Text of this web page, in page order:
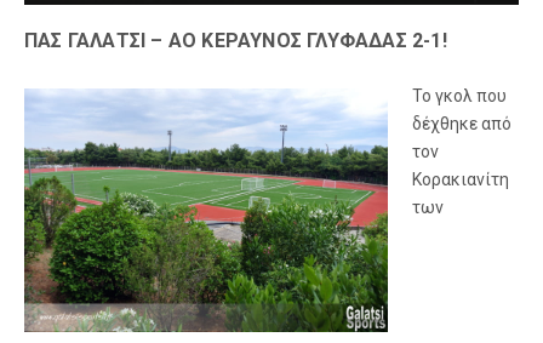
ΠΑΣ ΓΑΛΑΤΣΙ – ΑΟ ΚΕΡΑΥΝΟΣ ΓΛΥΦΑΔΑΣ 2-1!
Το γκολ που
δέχθηκε από
τον
Κορακιανίτη
των